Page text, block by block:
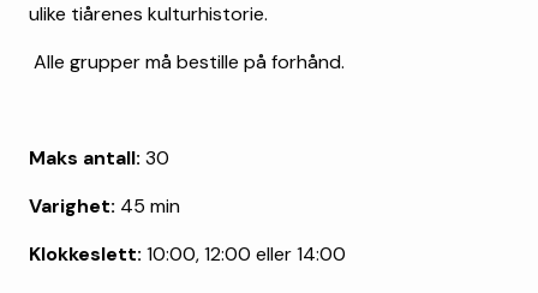
ulike tiårenes kulturhistorie.
Alle grupper må bestille på forhånd.
Maks antall: 30
Varighet: 45 min
Klokkeslett: 10:00, 12:00 eller 14:00